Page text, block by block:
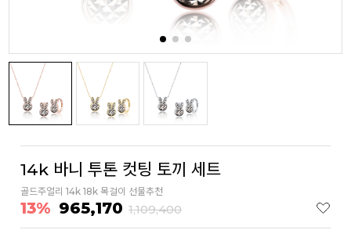
14k 바니 투톤 컷팅 토끼 세트
골드주얼리 14k 18k 목걸이 선물추천
13% 965,170 1,109,400